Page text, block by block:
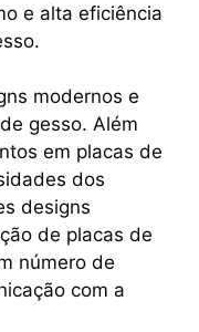
e alta eficiência
modernos e
gesso. Além
em placas de
dos
designs
de placas de
número de
com a